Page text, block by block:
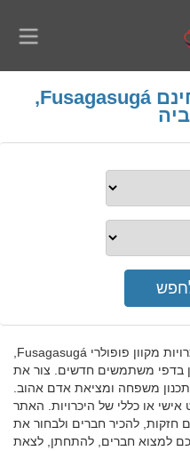
היכרויות מקוונות בחינם Fusagasugá,
בדפי משתמשים חדשים. צור את
משפחה ומציאת אדם אהוב.
או כללי של היכרויות. האתר
חזקות, להכיר חברים ולבחור את
למצוא חברים, להתחתן, לצאת